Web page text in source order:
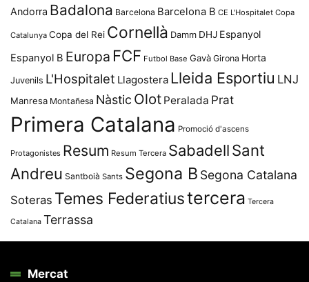
Andorra Badalona Barcelona Barcelona B CE L'Hospitalet Copa
Catalunya Copa del Rei Cornellà Damm DHJ Espanyol
Espanyol B Europa FCF Futbol Base Gavà Girona Horta
Juvenils L'Hospitalet Llagostera Lleida Esportiu LNJ
Manresa Montañesa Nàstic Olot Peralada Prat
Primera Catalana Promoció d'ascens
Protagonistes Resum Resum Tercera SabadellSant
Andreu Santboià Sants Segona B Segona Catalana
Soteras Temes Federatiustercera Tercera
Catalana Terrassa
Mercat